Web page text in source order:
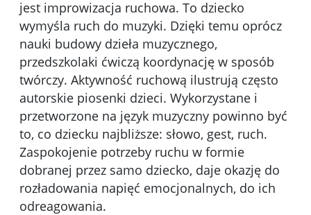
jest improwizacja ruchowa. To dziecko
wymyśla ruch do muzyki. Dzięki temu oprócz
nauki budowy dzieła muzycznego,
przedszkolaki ćwiczą koordynację w sposób
twórczy. Aktywność ruchową ilustrują często
autorskie piosenki dzieci. Wykorzystane i
przetworzone na język muzyczny powinno być
to, co dziecku najbliższe: słowo, gest, ruch.
Zaspokojenie potrzeby ruchu w formie
dobranej przez samo dziecko, daje okazję do
rozładowania napięć emocjonalnych, do ich
odreagowania.